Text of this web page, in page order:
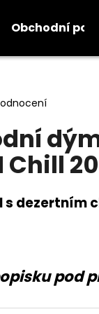
Obchodní
Chill
s dezertním
pod